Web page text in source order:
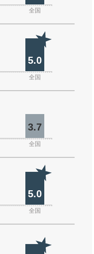
全国
5.0
全国
3.7
全国
5.0
全国